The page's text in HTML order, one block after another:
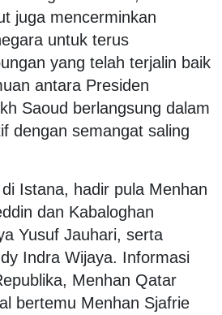
juga mencerminkan
untuk terus
yang telah terjalin baik
antara Presiden
Saoud berlangsung dalam
dengan semangat saling
Istana, hadir pula Menhan
dan Kabaloghan
Yusuf Jauhari, serta
Indra Wijaya. Informasi
Menhan Qatar
bertemu Menhan Sjafrie